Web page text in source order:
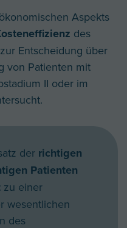
Aspekts
des
Entscheidung über
von Patienten mit
II oder im
der richtigen
Patienten
zu einer
wesentlichen
des